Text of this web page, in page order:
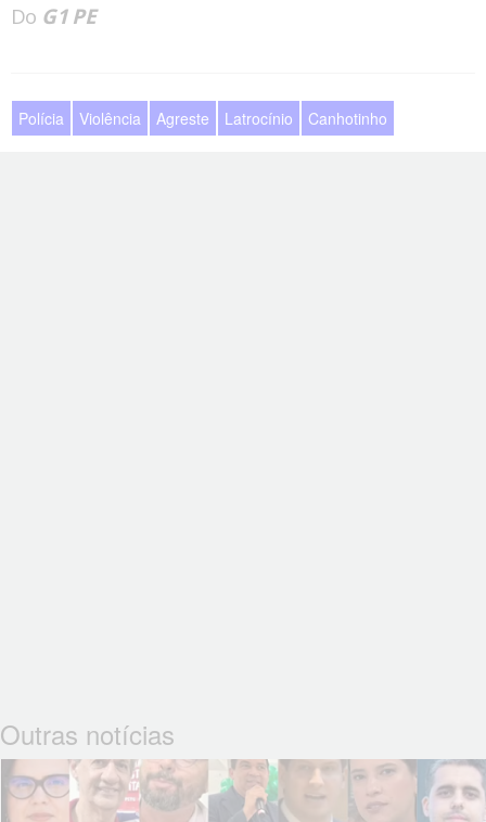
Do G1 PE
Polícia Violência Agreste Latrocínio Canhotinho
Outras notícias